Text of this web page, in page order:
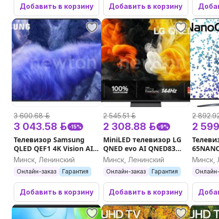
Добавить в корзину Добавить в корзину
3 600.68 р.
3 043.58 р. -15%
Телевизор Samsung
QLED QEF1 4K Vision AI
QE65QEF1AUXRU
Минск, Ленинский
Онлайн-заказ Гарантия
Добавить в корзину
2 545.51 р.
2 308.88 р. -9%
MiniLED телевизор LG
QNED evo AI QNED83
55QNED83B6A
Минск, Ленинский
Онлайн-заказ Гарантия
Добавить в корзину
2
2
Минск,